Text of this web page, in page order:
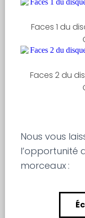
Faces 1 du
Faces 2 du
Nous vous
l’opportunité
morceaux :